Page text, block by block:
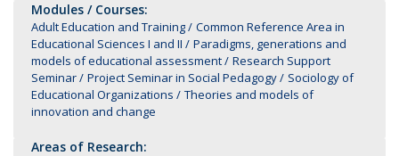
Modules / Courses:
Adult Education and Training
Common Reference Area in
Educational Sciences I and II
Paradigms, generations and
models of educational assessment
Research Support
Seminar
Project Seminar in Social Pedagogy
Sociology of
Educational Organizations
Theories and models of
innovation and change
Areas of Research: